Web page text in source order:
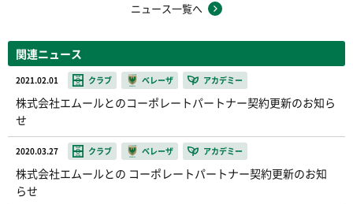
ニュース一覧へ
関連ニュース
2021.02.01 クラブ ベレーザ アカデミー
株式会社エムールとのコーポレートパートナー契約更新のお知ら
せ
2020.03.27 クラブ ベレーザ アカデミー
株式会社エムールとの コーポレートパートナー契約更新のお知
らせ